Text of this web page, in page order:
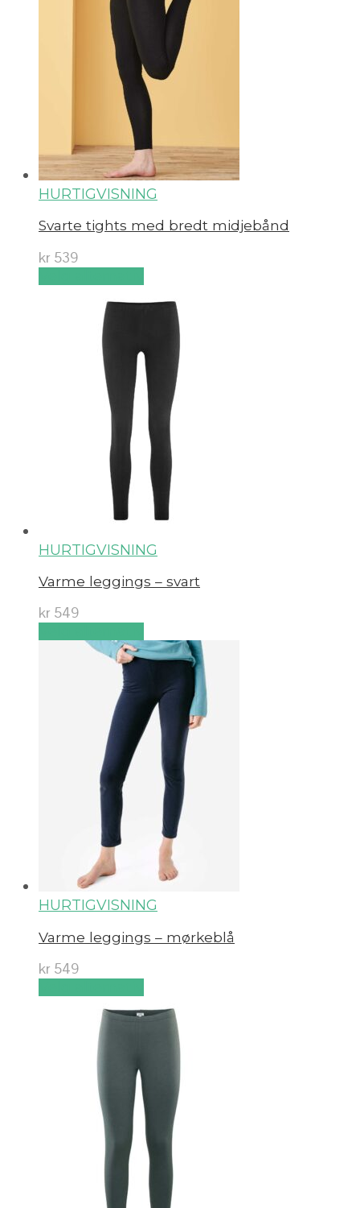
HURTIGVISNING
Svarte tights med bredt midjebånd
kr 539
HURTIGVISNING
Varme leggings – svart
kr 549
HURTIGVISNING
Varme leggings – mørkeblå
kr 549